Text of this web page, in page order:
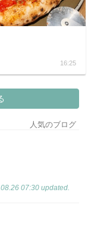
16:25
人気のブログ
07:30 updated.